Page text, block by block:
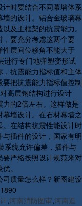
时要结合不同幕墙体系
的设计。铝合金玻璃幕
及主框架的抗震能力。
要充分考虑这两个要
层间位移角不能大于
进行专门地弹塑变形试
抗震能力指标值和主体
把抗震能力指标值控制
高层钢结构进行设计
的2倍左右。这样做是
墙设计。在石材幕墙之
在结构抗震性能设计时
插件的设计，国家有明
系统允许偏差，插件与
严格按照设计规范来对
。
质量怎么样？新图建设
,河南消防图审,河南造